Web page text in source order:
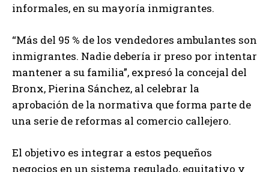
informales, en su mayoría inmigrantes.
“Más del 95 % de los vendedores ambulantes son
inmigrantes. Nadie debería ir preso por intentar
mantener a su familia”, expresó la concejal del
Bronx, Pierina Sánchez, al celebrar la
aprobación de la normativa que forma parte de
una serie de reformas al comercio callejero.
El objetivo es integrar a estos pequeños
negocios en un sistema regulado, equitativo y